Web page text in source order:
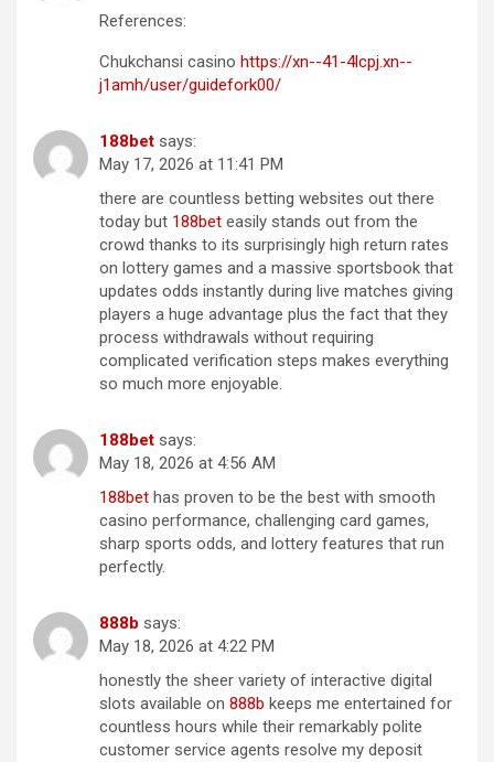
References:
Chukchansi casino https://xn--41-4lcpj.xn--
j1amh/user/guidefork00/
1​88b​et says:
May 17, 2026 at 11:41 PM
there are countless betting websites out there
today but 18​8​b​e​t easily stands out from the
crowd thanks to its surprisingly high return rates
on lottery games and a massive sportsbook that
updates odds instantly during live matches giving
players a huge advantage plus the fact that they
process withdrawals without requiring
complicated verification steps makes everything
so much more enjoyable.
188​b​e​t says:
May 18, 2026 at 4:56 AM
1​8​8b​e​t has proven to be the best with smooth
casino performance, challenging card games,
sharp sports odds, and lottery features that run
perfectly.
88​8b says:
May 18, 2026 at 4:22 PM
honestly the sheer variety of interactive digital
slots available on 8​88​b keeps me entertained for
countless hours while their remarkably polite
customer service agents resolve my deposit